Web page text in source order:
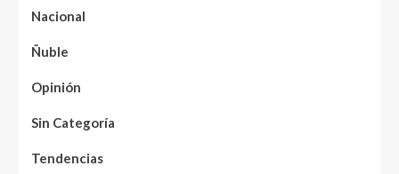
Nacional
Ñuble
Opinión
Sin Categoría
Tendencias